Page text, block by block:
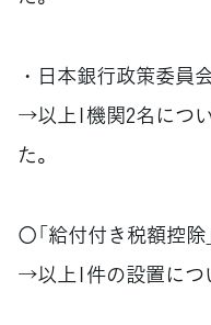
・日本銀行政策委員
→以上1機関2名につ
た。
〇「給付付き税額控
→以上1件の設置につ